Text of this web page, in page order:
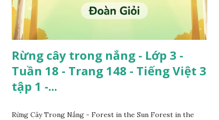
Rừng cây trong nắng - Lớp 3 -
Tuần 18 - Trang 148 - Tiếng Việt 3
tập 1 -...
Rừng Cây Trong Nắng - Forest in the Sun Forest in the